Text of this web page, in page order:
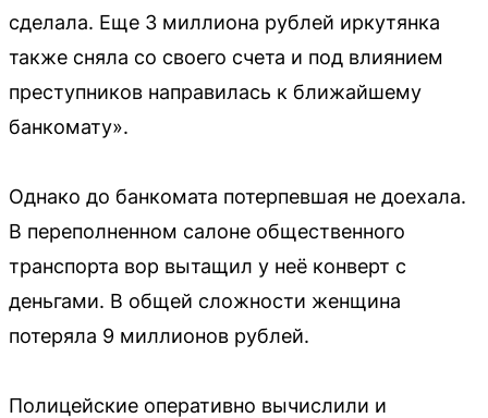
сделала. Еще 3 миллиона рублей иркутянка
также сняла со своего счета и под влиянием
преступников направилась к ближайшему
банкомату».
Однако до банкомата потерпевшая не доехала.
В переполненном салоне общественного
транспорта вор вытащил у неё конверт с
деньгами. В общей сложности женщина
потеряла 9 миллионов рублей.
Полицейские оперативно вычислили и